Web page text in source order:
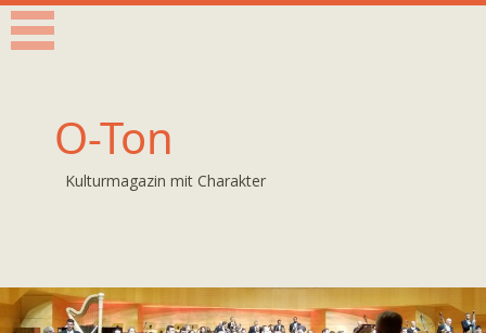
O-Ton
Kulturmagazin mit Charakter